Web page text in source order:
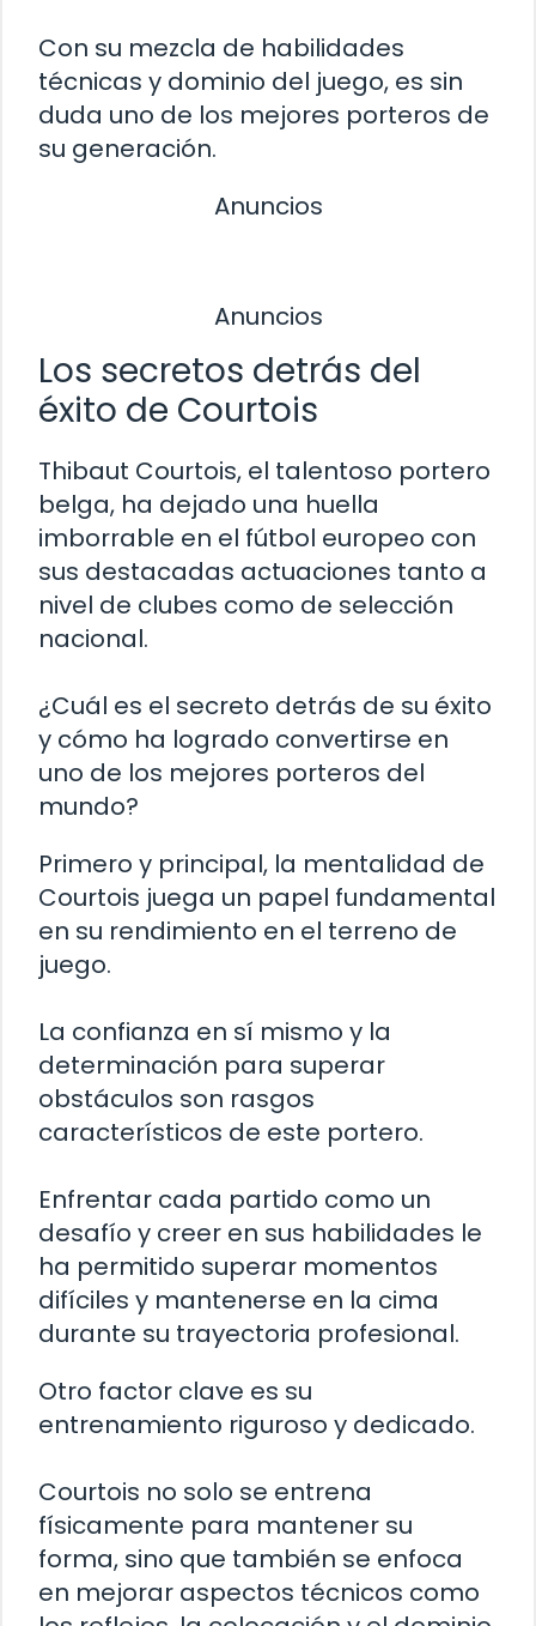
Con su mezcla de habilidades
técnicas y dominio del juego, es sin
duda uno de los mejores porteros de
su generación.
Anuncios
Anuncios
Los secretos detrás del
éxito de Courtois
Thibaut Courtois, el talentoso portero
belga, ha dejado una huella
imborrable en el fútbol europeo con
sus destacadas actuaciones tanto a
nivel de clubes como de selección
nacional.
¿Cuál es el secreto detrás de su éxito
y cómo ha logrado convertirse en
uno de los mejores porteros del
mundo?
Primero y principal, la mentalidad de
Courtois juega un papel fundamental
en su rendimiento en el terreno de
juego.
La confianza en sí mismo y la
determinación para superar
obstáculos son rasgos
característicos de este portero.
Enfrentar cada partido como un
desafío y creer en sus habilidades le
ha permitido superar momentos
difíciles y mantenerse en la cima
durante su trayectoria profesional.
Otro factor clave es su
entrenamiento riguroso y dedicado.
Courtois no solo se entrena
físicamente para mantener su
forma, sino que también se enfoca
en mejorar aspectos técnicos como